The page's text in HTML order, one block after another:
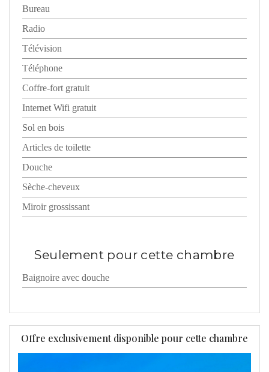
Bureau
Radio
Télévision
Téléphone
Coffre-fort gratuit
Internet Wifi gratuit
Sol en bois
Articles de toilette
Douche
Sèche-cheveux
Miroir grossissant
Seulement pour cette chambre
Baignoire avec douche
Offre exclusivement disponible pour cette chambre